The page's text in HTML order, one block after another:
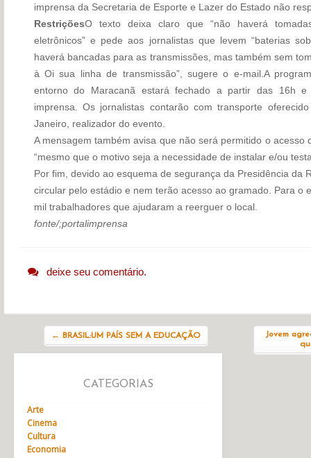
imprensa da Secretaria de Esporte e Lazer do Estado não
RestriçõesO texto deixa claro que “não haverá
eletrônicos” e pede aos jornalistas que levem “baterias
haverá bancadas para as transmissões, mas também sem
à Oi sua linha de transmissão”, sugere o e-mail.A
entorno do Maracanã estará fechado a partir das 16h
imprensa. Os jornalistas contarão com transporte
Janeiro, realizador do evento.
A mensagem também avisa que não será permitido o
“mesmo que o motivo seja a necessidade de instalar e/ou
Por fim, devido ao esquema de segurança da Presidência da
circular pelo estádio e nem terão acesso ao gramado. Para o
mil trabalhadores que ajudaram a reerguer o local.
fonte/;portalimprensa
deixe seu comentário.
← BRASIL:UM PAÍS SEM A EDUCAÇÃO
Jovem
CATEGORIAS
Arte
Cinema
Cultura
Economia